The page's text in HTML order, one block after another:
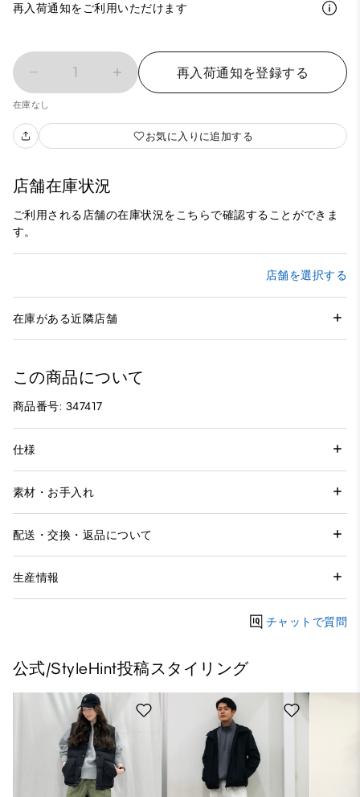
再入荷通知をご利用いただけます
1 再入荷通知を登録する
在庫なし
お気に入りに追加する
店舗在庫状況
ご利用される店舗の在庫状況をこちらで確認することができま
す。
店舗を選択する
在庫がある近隣店舗
この商品について
商品番号: 347417
仕様
素材・お手入れ
配送・交換・返品について
生産情報
チャットで質問
公式/StyleHint投稿スタイリング